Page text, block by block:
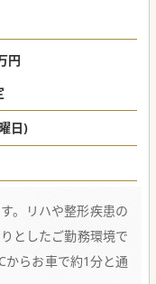
円
日)
。リハや整形疾患の
としたご勤務環境で
らお車で約1分と通